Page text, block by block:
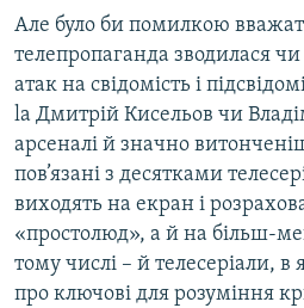
Але було би помилкою
телепропаганда зводилася
атак на свідомість і
la Дмитрій Кисельов чи
арсеналі й значно
пов’язані з десятками
виходять на екран і
«простолюд», а й на більш-
тому числі – й телесеріали, в
про ключові для розуміння